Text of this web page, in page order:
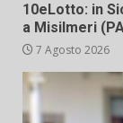
10eLotto: in
a Misilmeri
7 Agosto 2026